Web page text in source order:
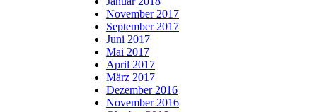
November 2017
September 2017
Juni 2017
Mai 2017
April 2017
März 2017
Dezember 2016
November 2016